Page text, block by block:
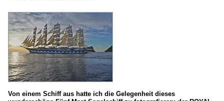
Von einem Schiff aus hatte ich die Gelegenheit dieses